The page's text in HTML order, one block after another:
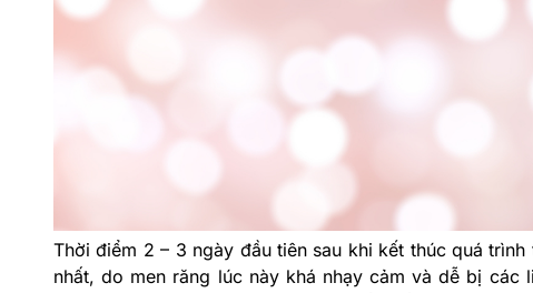
Thời điểm 2 – 3 ngày đầu tiên sau khi kết thúc quá
nhất, do men răng lúc này khá nhạy cảm và dễ bị